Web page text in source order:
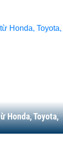
Honda, Toyota,